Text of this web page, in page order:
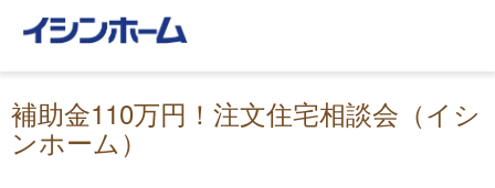
補助金110万円！注文住宅相談会（イシ
ンホーム）